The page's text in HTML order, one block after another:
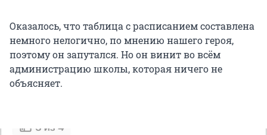
Оказалось, что таблица с расписанием составлена
немного нелогично, по мнению нашего героя,
поэтому он запутался. Но он винит во всём
администрацию школы, которая ничего не
объясняет.